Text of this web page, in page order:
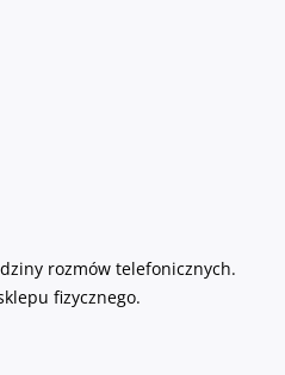
rozmów telefonicznych.
fizycznego.